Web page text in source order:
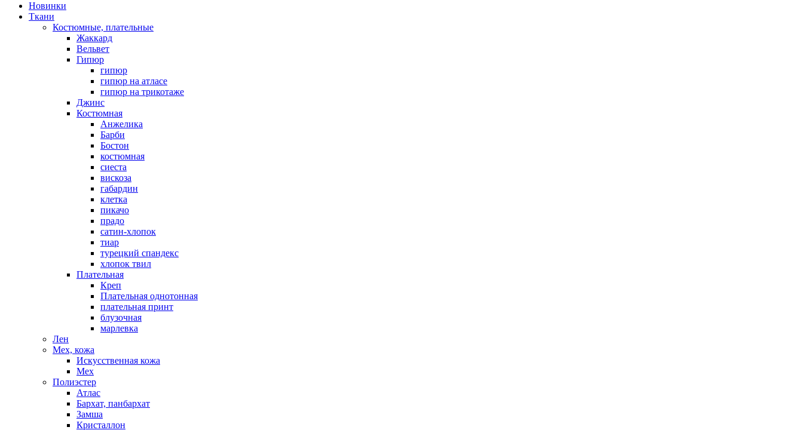
Новинки
Ткани
Костюмные, плательные
Жаккард
Вельвет
Гипюр
гипюр
гипюр на атласе
гипюр на трикотаже
Джинс
Костюмная
Анжелика
Барби
Бостон
костюмная
сиеста
вискоза
габардин
клетка
пикачо
прадо
сатин-хлопок
тиар
турецкий спандекс
хлопок твил
Плательная
Креп
Плательная однотонная
плательная принт
блузочная
марлевка
Лен
Мех, кожа
Искусственная кожа
Мех
Полиэстер
Атлас
Бархат, панбархат
Замша
Кристаллон